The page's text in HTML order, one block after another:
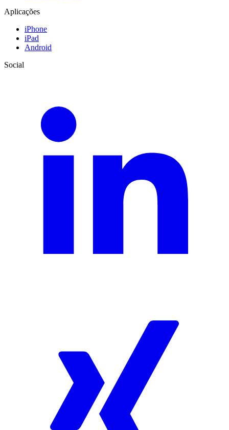
Aplicações
iPhone
iPad
Android
Social